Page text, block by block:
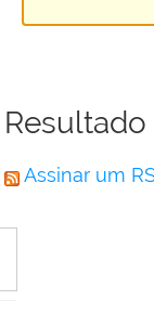
Assinar um